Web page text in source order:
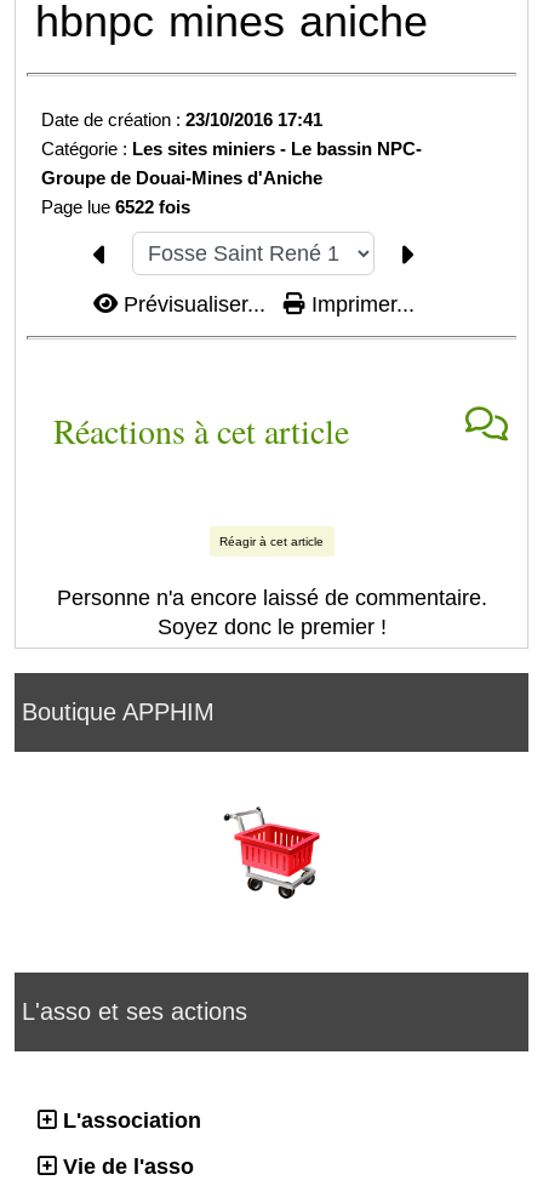
Boutique APPHIM
L'asso et ses actions
L'association
Vie de l'asso
hbnpc mines aniche
Date de création :23/10/2016 17:41
Catégorie : Les sites miniers - Le bassin NPC-
Groupe de Douai-Mines d'Aniche
Page lue6522 fois
Prévisualiser... Imprimer...
Réactions à cet article
Réagir à cet article
Personne n'a encore laissé de commentaire.
Soyez donc le premier !